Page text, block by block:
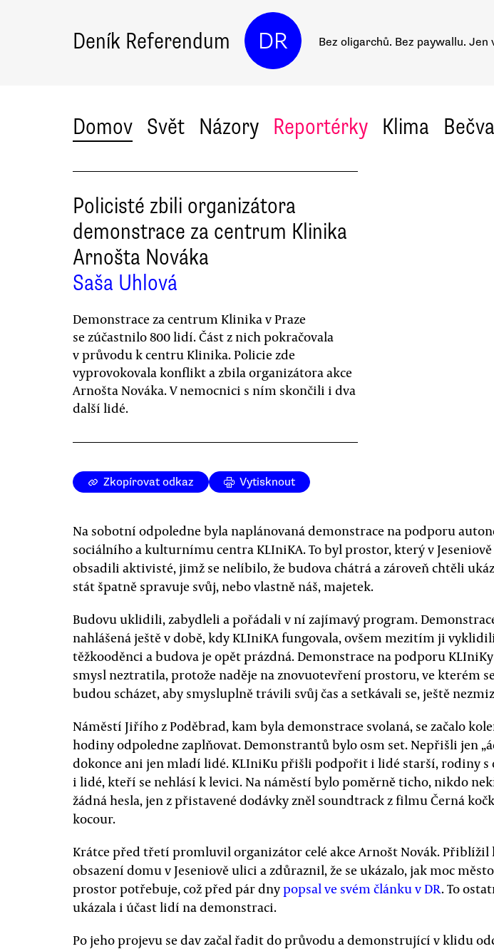
Deník Referendum DR Bez oligarchů. Bez paywallu. Jen
Domov Svět Názory Reportérky Klima Bečva
Policisté zbili organizátora
demonstrace za centrum Klinika
Arnošta Nováka
Saša Uhlová
Demonstrace za centrum Klinika v Praze
se zúčastnilo 800 lidí. Část z nich pokračovala
v průvodu k centru Klinika. Policie zde
vyprovokovala konflikt a zbila organizátora akce
Arnošta Nováka. V nemocnici s ním skončili i dva
další lidé.
Zkopírovat odkaz Vytisknout
Na sobotní odpoledne byla naplánovaná demonstrace na podporu
sociálního a kulturnímu centra KLIniKA. To byl prostor, který v
obsadili aktivisté, jimž se nelíbilo, že budova chátrá a zároveň chtěli
stát špatně spravuje svůj, nebo vlastně náš, majetek.
Budovu uklidili, zabydleli a pořádali v ní zajímavý program.
nahlášená ještě v době, kdy KLIniKA fungovala, ovšem mezitím ji
těžkooděnci a budova je opět prázdná. Demonstrace na podporu
smysl neztratila, protože naděje na znovuotevření prostoru, ve kterém
budou scházet, aby smysluplně trávili svůj čas a setkávali se, ještě
Náměstí Jiřího z Poděbrad, kam byla demonstrace svolaná, se začalo
hodiny odpoledne zaplňovat. Demonstrantů bylo osm set. Nepřišli jen
dokonce ani jen mladí lidé. KLIniKu přišli podpořit i lidé starší, rodiny s
i lidé, kteří se nehlásí k levici. Na náměstí bylo poměrně ticho, nikdo
žádná hesla, jen z přistavené dodávky zněl soundtrack z filmu Černá
kocour.
Krátce před třetí promluvil organizátor celé akce Arnošt Novák.
obsazení domu v Jeseniově ulici a zdůraznil, že se ukázalo, jak moc
prostor potřebuje, což před pár dnypopsal ve svém článku v DR. To
ukázala i účast lidí na demonstraci.
Po jeho projevu se dav začal řadit do průvodu a demonstrující v klidu